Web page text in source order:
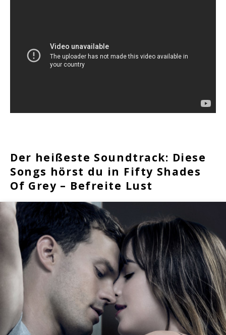
Der heißeste Soundtrack: Diese
Songs hörst du in Fifty Shades
Of Grey – Befreite Lust